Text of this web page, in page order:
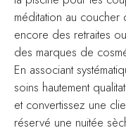
méditation au
encore des retraites
des marques de
En associant
soins hautement
et convertissez une
réservé une nuitée